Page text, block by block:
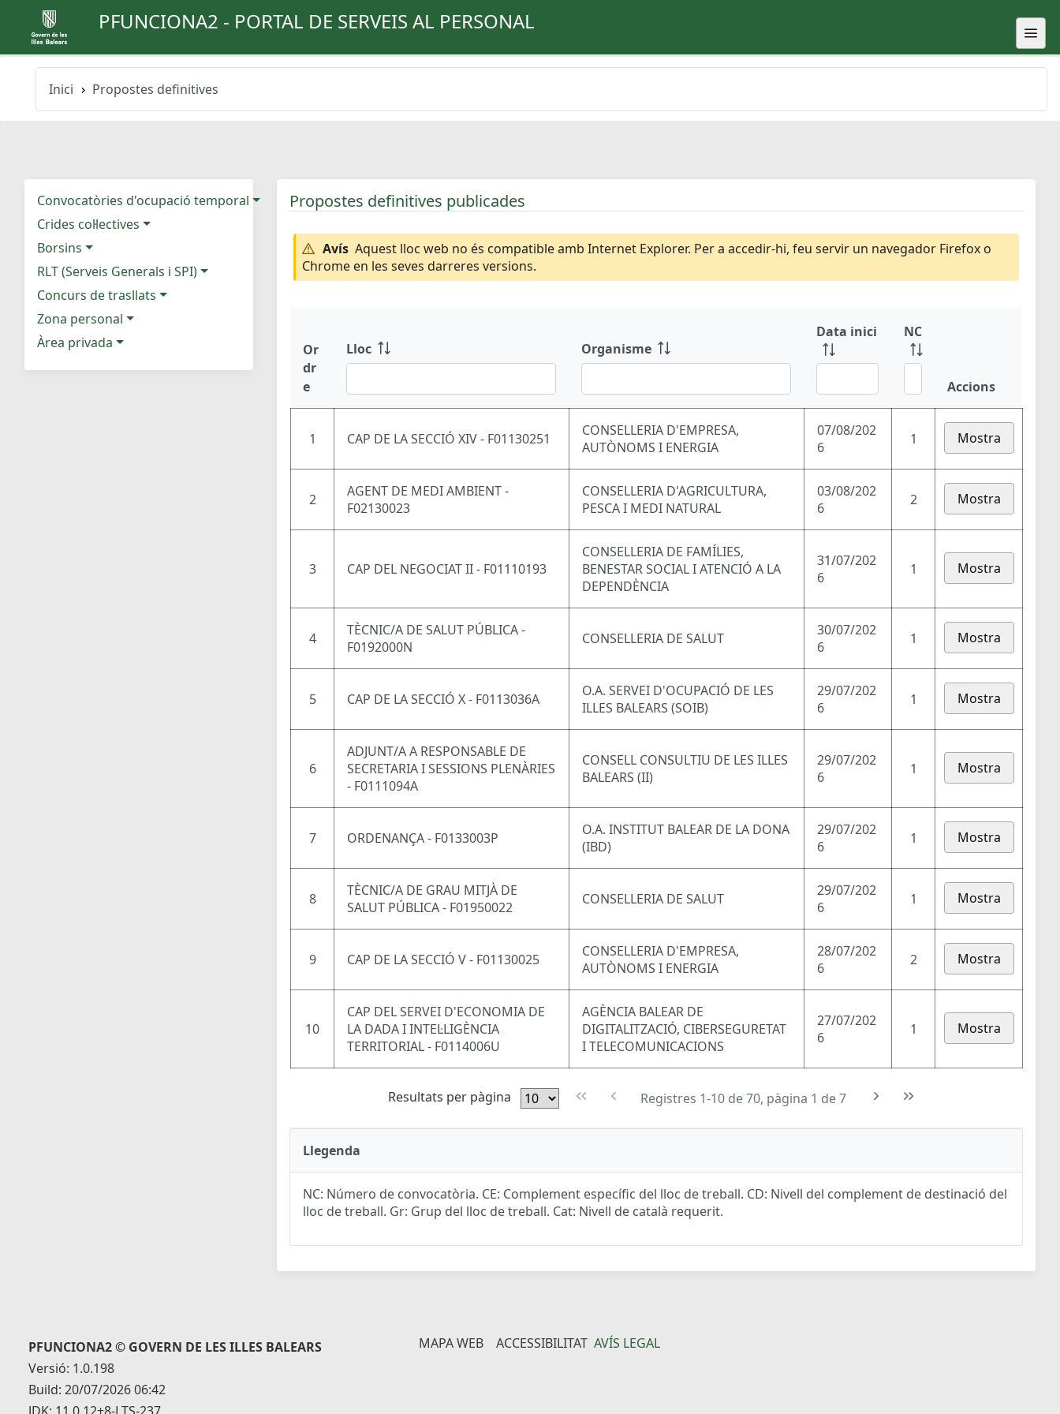
PFUNCIONA2 - PORTAL DE SERVEIS AL PERSONAL
Inici Propostes definitives
Convocatòries d'ocupació temporal
Crides col·lectives
Borsins
RLT (Serveis Generals i SPI)
Concurs de trasllats
Zona personal
Àrea privada
Propostes definitives publicades
Avís Aquest lloc web no és compatible amb Internet Explorer. Per a accedir-hi, feu servir un navegador Firefox o
Chrome en les seves darreres versions.
Or
dr
e
Lloc Organisme
Data inici NC
Accions
1 CAP DE LA SECCIÓ XIV - F01130251
CONSELLERIA D'EMPRESA,
AUTÒNOMS I ENERGIA
07/08/202
6
1 Mostra
2
AGENT DE MEDI AMBIENT -
F02130023
CONSELLERIA D'AGRICULTURA,
PESCA I MEDI NATURAL
03/08/202
6
2 Mostra
3 CAP DEL NEGOCIAT II - F01110193
CONSELLERIA DE FAMÍLIES,
BENESTAR SOCIAL I ATENCIÓ A LA
DEPENDÈNCIA
31/07/202
6
1 Mostra
4
TÈCNIC/A DE SALUT PÚBLICA -
F0192000N
CONSELLERIA DE SALUT
30/07/202
6
1 Mostra
5 CAP DE LA SECCIÓ X - F0113036A
O.A. SERVEI D'OCUPACIÓ DE LES
ILLES BALEARS (SOIB)
29/07/202
6
1 Mostra
6
ADJUNT/A A RESPONSABLE DE
SECRETARIA I SESSIONS PLENÀRIES
- F0111094A
CONSELL CONSULTIU DE LES ILLES
BALEARS (II)
29/07/202
6
1 Mostra
7 ORDENANÇA - F0133003P
O.A. INSTITUT BALEAR DE LA DONA
(IBD)
29/07/202
6
1 Mostra
8
TÈCNIC/A DE GRAU MITJÀ DE
SALUT PÚBLICA - F01950022
CONSELLERIA DE SALUT
29/07/202
6
1 Mostra
9 CAP DE LA SECCIÓ V - F01130025
CONSELLERIA D'EMPRESA,
AUTÒNOMS I ENERGIA
28/07/202
6
2 Mostra
10
CAP DEL SERVEI D'ECONOMIA DE
LA DADA I INTEL·LIGÈNCIA
TERRITORIAL - F0114006U
AGÈNCIA BALEAR DE
DIGITALITZACIÓ, CIBERSEGURETAT
I TELECOMUNICACIONS
27/07/202
6
1 Mostra
Resultats per pàgina Registres 1-10 de 70, pàgina 1 de 7
Llegenda
NC: Número de convocatòria. CE: Complement específic del lloc de treball. CD: Nivell del complement de destinació del
lloc de treball. Gr: Grup del lloc de treball. Cat: Nivell de català requerit.
PFUNCIONA2 © GOVERN DE LES ILLES BALEARS
Versió: 1.0.198
Build: 20/07/2026 06:42
JDK: 11.0.12+8-LTS-237
MAPA WEB ACCESSIBILITAT AVÍS LEGAL